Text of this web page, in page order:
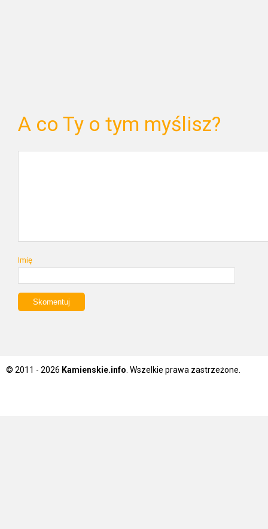
A co Ty o tym myślisz?
Imię
© 2011 - 2026 Kamienskie.info . Wszelkie prawa zastrzeżone.